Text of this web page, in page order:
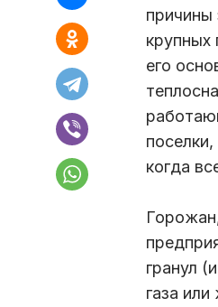
причины
крупных
его
когда
гранул
газа